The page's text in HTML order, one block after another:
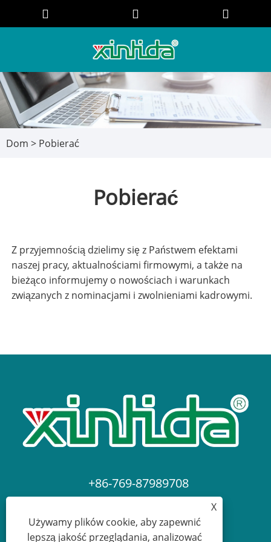
Dom > Pobierać
Pobierać
Z przyjemnością dzielimy się z Państwem efektami
naszej pracy, aktualnościami firmowymi, a także na
bieżąco informujemy o nowościach i warunkach
związanych z nominacjami i zwolnieniami kadrowymi.
+86-769-87989708
X
Używamy plików cookie, aby zapewnić
lepszą jakość przeglądania, analizować